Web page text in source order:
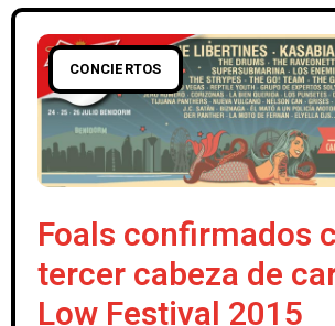
CONCIERTOS
Foals confirmados
tercer cabeza de
Low Festival 2015